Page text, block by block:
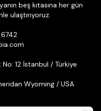
beş kıtasına her gün
ulaştırıyoruz.
12 İstanbul / Türkiye
Wyoming / USA